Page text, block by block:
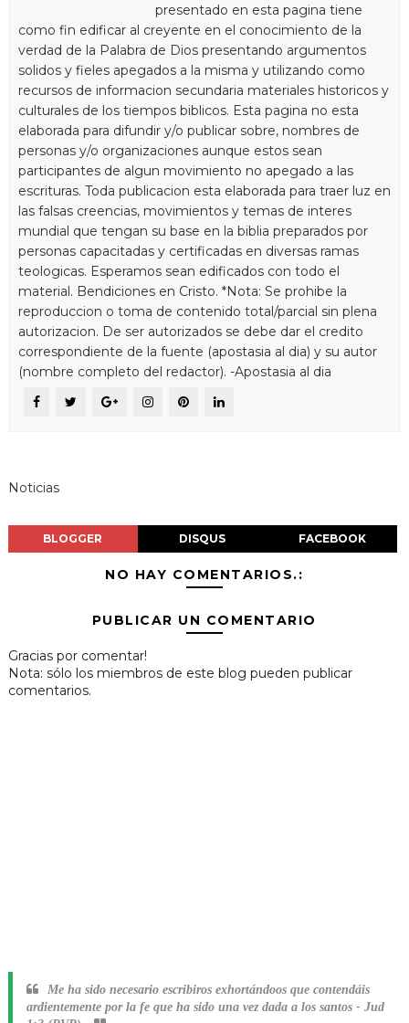
presentado en esta pagina tiene
como fin edificar al creyente en el conocimiento de la
verdad de la Palabra de Dios presentando argumentos
solidos y fieles apegados a la misma y utilizando como
recursos de informacion secundaria materiales historicos y
culturales de los tiempos biblicos. Esta pagina no esta
elaborada para difundir y/o publicar sobre, nombres de
personas y/o organizaciones aunque estos sean
participantes de algun movimiento no apegado a las
escrituras. Toda publicacion esta elaborada para traer luz en
las falsas creencias, movimientos y temas de interes
mundial que tengan su base en la biblia preparados por
personas capacitadas y certificadas en diversas ramas
teologicas. Esperamos sean edificados con todo el
material. Bendiciones en Cristo. *Nota: Se prohibe la
reproduccion o toma de contenido total/parcial sin plena
autorizacion. De ser autorizados se debe dar el credito
correspondiente de la fuente (apostasia al dia) y su autor
(nombre completo del redactor). -Apostasia al dia
Noticias
BLOGGER DISQUS FACEBOOK
NO HAY COMENTARIOS.:
PUBLICAR UN COMENTARIO
Gracias por comentar!
Nota: sólo los miembros de este blog pueden publicar
comentarios.
Me ha sido necesario escribiros exhortándoos que contendáis
ardientemente por la fe que ha sido una vez dada a los santos - Jud